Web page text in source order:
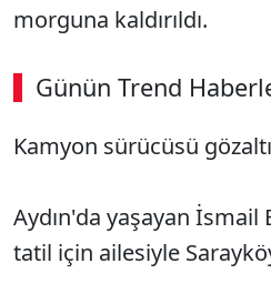
morguna kaldırıldı.
Günün Trend
00:02 / 09:08
Kamyon sürücüsü
Aydın'da yaşayan​ İsmail
tatil için ailesiyle